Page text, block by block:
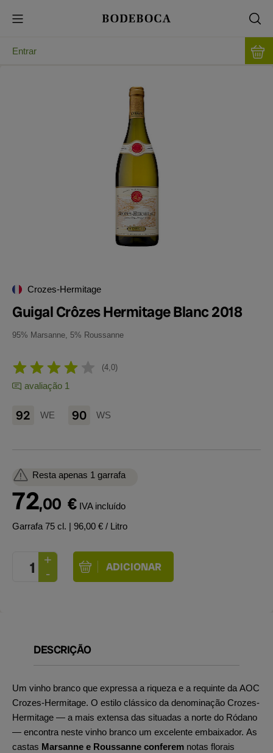
Entrar
Crozes-Hermitage
Guigal Crôzes Hermitage Blanc 2018
95% Marsanne, 5% Roussanne
4,0
avaliação 1
92 WE 90 WS
Resta apenas 1 garrafa
72,00 € IVA incluído
Garrafa 75 cl. | 96,00 € / Litro
DESCRIÇÃO
Um vinho branco que expressa a riqueza e a requinte da AOC
Crozes-Hermitage. O estilo clássico da denominação Crozes-
Hermitage — a mais extensa das situadas a norte do Ródano
— encontra neste vinho branco um excelente embaixador. As
castas Marsanne e Roussanne conferem notas florais